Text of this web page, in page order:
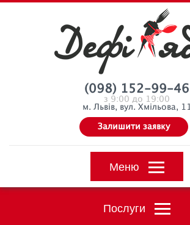
(098) 152-99-46
з 9:00 до 19:00
м. Львів, вул. Хмільова, 11
Залишити заявку
Меню
Послуги